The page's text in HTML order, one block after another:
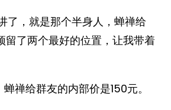
了，就是那个半身人，蝉禅给
留了两个最好的位置，让我带着
禅给群友的内部价是150元。